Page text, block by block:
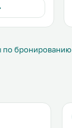
К
вид на
по бронированию